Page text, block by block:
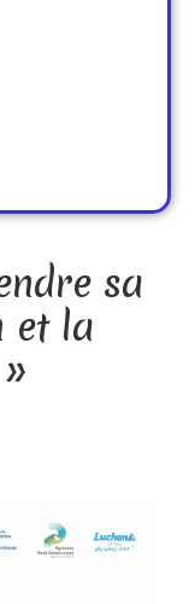
sa
et la